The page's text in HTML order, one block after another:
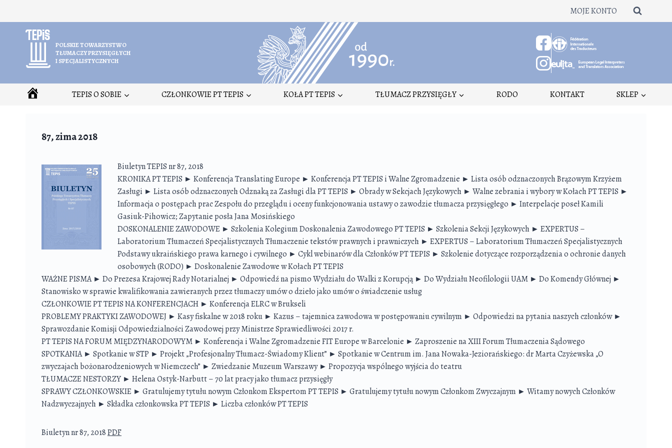
MOJE KONTO
POLSKIE TOWARZYSTWO
TŁUMACZY PRZYSIĘGŁYCH
I SPECJALISTYCZNYCH
TEPIS O SOBIE CZŁONKOWIE PT TEPIS KOŁA PT TEPIS TŁUMACZ PRZYSIĘGŁY RODO KONTAKT SKLEP
87, zima 2018
Biuletyn TEPIS nr 87, 2018
KRONIKA PT TEPIS ► Konferencja Translating Europe ► Konferencja PT TEPIS i Walne Zgromadzenie ► Lista osób odznaczonych Brązowym Krzyżem
Zasługi ► Lista osób odznaczonych Odznaką za Zasługi dla PT TEPIS ► Obrady w Sekcjach Językowych ► Walne zebrania i wybory w Kołach PT TEPIS ►
Informacja o postępach prac Zespołu do przeglądu i oceny funkcjonowania ustawy o zawodzie tłumacza przysięgłego ► Interpelacje poseł Kamili
Gasiuk-Pihowicz; Zapytanie posła Jana Mosińskiego
DOSKONALENIE ZAWODOWE ► Szkolenia Kolegium Doskonalenia Zawodowego PT TEPIS ► Szkolenia Sekcji Językowych ► EXPERTUS –
Laboratorium Tłumaczeń Specjalistycznych Tłumaczenie tekstów prawnych i prawniczych ► EXPERTUS – Laboratorium Tłumaczeń Specjalistycznych
Podstawy ukraińskiego prawa karnego i cywilnego ► Cykl webinarów dla Członków PT TEPIS ► Szkolenie dotyczące rozporządzenia o ochronie danych
osobowych (RODO) ► Doskonalenie Zawodowe w Kołach PT TEPIS
WAŻNE PISMA ► Do Prezesa Krajowej Rady Notarialnej ► Odpowiedź na pismo Wydziału do Walki z Korupcją ► Do Wydziału Neofilologii UAM ► Do Komendy Głównej ►
Stanowisko w sprawie kwalifikowania zawieranych przez tłumaczy umów o dzieło jako umów o świadczenie usług
CZŁONKOWIE PT TEPIS NA KONFERENCJACH ► Konferencja ELRC w Brukseli
PROBLEMY PRAKTYKI ZAWODOWEJ ► Kasy fiskalne w 2018 roku ► Kazus – tajemnica zawodowa w postępowaniu cywilnym ► Odpowiedzi na pytania naszych członków ►
Sprawozdanie Komisji Odpowiedzialności Zawodowej przy Ministrze Sprawiedliwości 2017 r.
PT TEPIS NA FORUM MIĘDZYNARODOWYM ► Konferencja i Walne Zgromadzenie FIT Europe w Barcelonie ► Zaproszenie na XIII Forum Tłumaczenia Sądowego
SPOTKANIA ► Spotkanie w STP ► Projekt „Profesjonalny Tłumacz-Świadomy Klient” ► Spotkanie w Centrum im. Jana Nowaka-Jeziorańskiego: dr Marta Czyżewska „O
zwyczajach bożonarodzeniowych w Niemczech” ► Zwiedzanie Muzeum Warszawy ► Propozycja wspólnego wyjścia do teatru
TŁUMACZE NESTORZY ► Helena Ostyk-Narbutt – 70 lat pracy jako tłumacz przysięgły
SPRAWY CZŁONKOWSKIE ► Gratulujemy tytułu nowym Członkom Ekspertom PT TEPIS ► Gratulujemy tytułu nowym Członkom Zwyczajnym ► Witamy nowych Członków
Nadzwyczajnych ► Składka członkowska PT TEPIS ► Liczba członków PT TEPIS
Biuletyn nr 87, 2018PDF